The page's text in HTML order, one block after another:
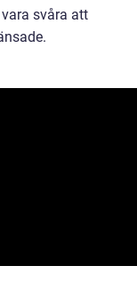
svåra att